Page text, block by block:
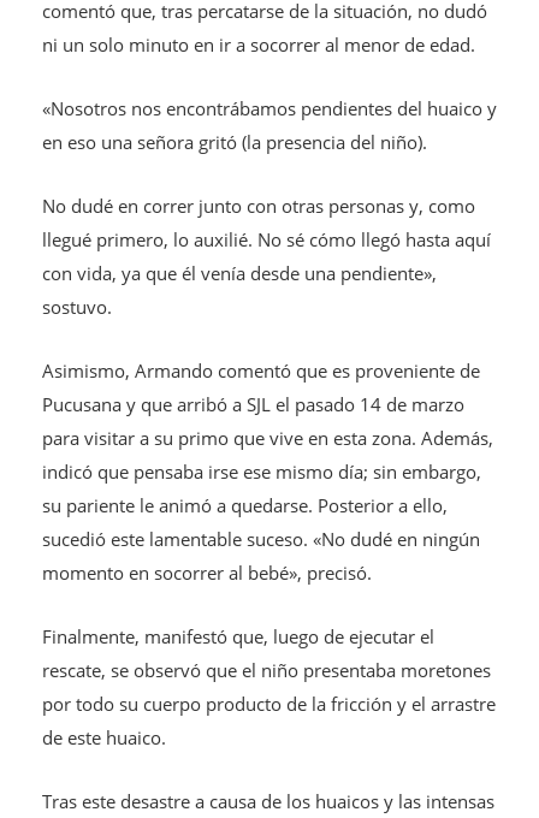
comentó que, tras percatarse de la situación, no dudó
ni un solo minuto en ir a socorrer al menor de edad.
«Nosotros nos encontrábamos pendientes del huaico y
en eso una señora gritó (la presencia del niño).
No dudé en correr junto con otras personas y, como
llegué primero, lo auxilié. No sé cómo llegó hasta aquí
con vida, ya que él venía desde una pendiente»,
sostuvo.
Asimismo, Armando comentó que es proveniente de
Pucusana y que arribó a SJL el pasado 14 de marzo
para visitar a su primo que vive en esta zona. Además,
indicó que pensaba irse ese mismo día; sin embargo,
su pariente le animó a quedarse. Posterior a ello,
sucedió este lamentable suceso. «No dudé en ningún
momento en socorrer al bebé», precisó.
Finalmente, manifestó que, luego de ejecutar el
rescate, se observó que el niño presentaba moretones
por todo su cuerpo producto de la fricción y el arrastre
de este huaico.
Tras este desastre a causa de los huaicos y las intensas